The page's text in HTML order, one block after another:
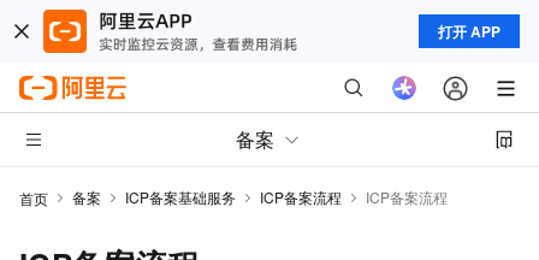
打开 APP
备案
首页 备案 ICP备案基础服务 ICP备案流程 ICP备案流程